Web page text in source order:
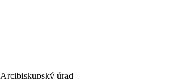
Arcibiskupský úrad